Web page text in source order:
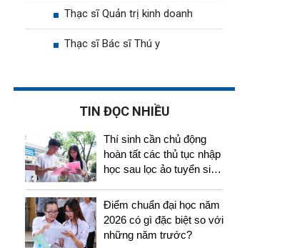
Thạc sĩ Quản trị kinh doanh
Thạc sĩ Bác sĩ Thú y
TIN ĐỌC NHIỀU
Thí sinh cần chủ động
hoàn tất các thủ tục nhập
học sau lọc ảo tuyển sinh
Điểm chuẩn đại học năm
2026 có gì đặc biệt so với
những năm trước?